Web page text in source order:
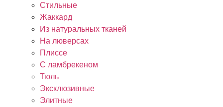
Стильные
Жаккард
Из натуральных тканей
На люверсах
Плиссе
С ламбрекеном
Тюль
Эксклюзивные
Элитные